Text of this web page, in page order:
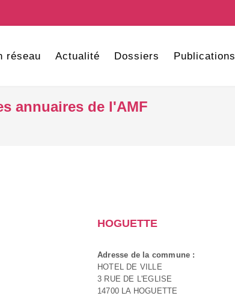
réseau Actualité Dossiers Publications
annuaires de l'AMF
HOGUETTE
Adresse de la commune :
HOTEL DE VILLE
3 RUE DE L'EGLISE
14700 LA HOGUETTE